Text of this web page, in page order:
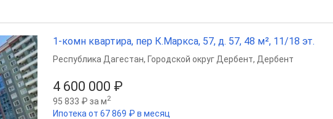
1-комн квартира, пер К.Маркса, 57, д. 57, 48 м², 11/18 эт.
4 600 000 ₽
95 833 ₽ за м2
Ипотека от 67 869 ₽ в месяц
Республика Дагестан, Городской округ Дербент, Дербент